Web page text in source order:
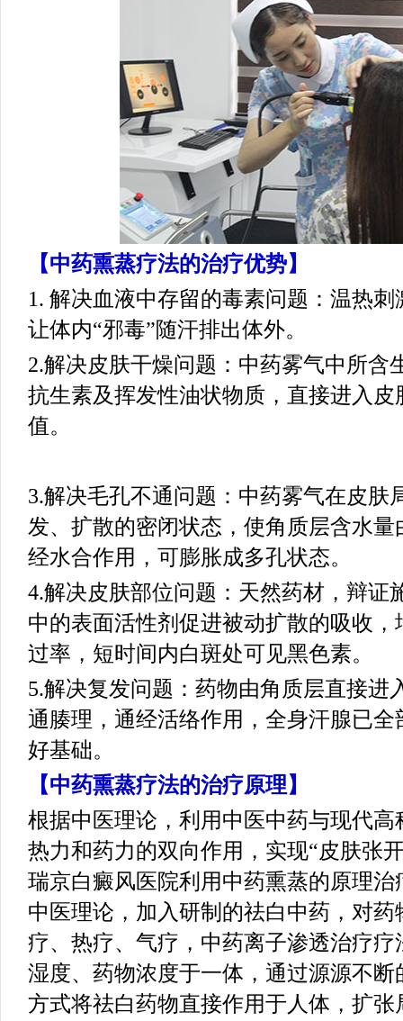
【中药熏蒸疗法的治疗优势】
1. 解决血液中存留的毒素问题：温热
让体内“邪毒”随汗排出体外。
2.解决皮肤干燥问题：中药雾气中所含
抗生素及挥发性油状物质，直接进入皮
值。
3.解决毛孔不通问题：中药雾气在皮肤
发、扩散的密闭状态，使角质层含水量
经水合作用，可膨胀成多孔状态。
4.解决皮肤部位问题：天然药材，辩证
中的表面活性剂促进被动扩散的吸收
过率，短时间内白斑处可见黑色素。
5.解决复发问题：药物由角质层直接进
通腠理，通经活络作用，全身汗腺已
好基础。
【中药熏蒸疗法的治疗原理】
根据中医理论，利用中医中药与现代
热力和药力的双向作用，实现“皮肤张
瑞京白癜风医院利用中药熏蒸的原理
中医理论，加入研制的祛白中药，对
疗、热疗、气疗，中药离子渗透治疗
湿度、药物浓度于一体，通过源源不
方式将祛白药物直接作用于人体，扩